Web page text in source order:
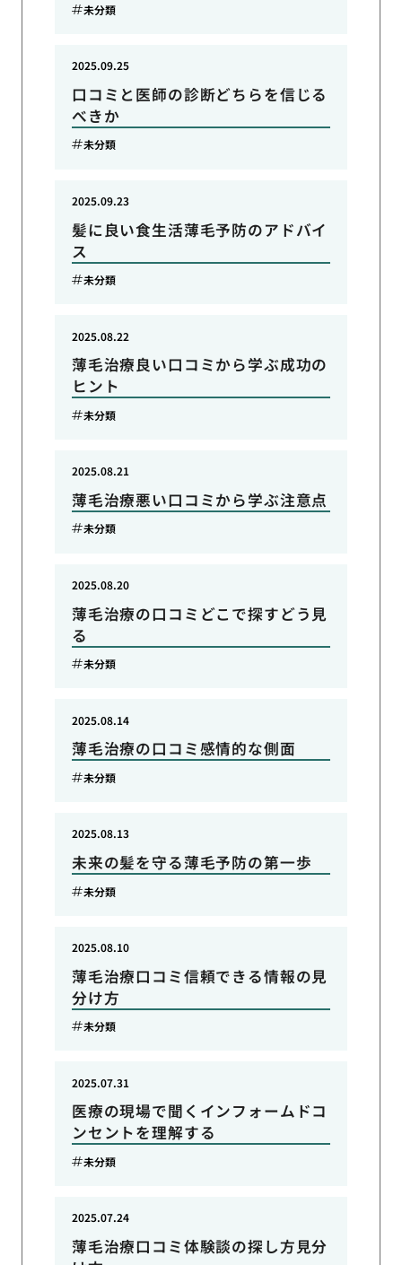
未分類
口コミと医師の診断どちらを信じる
べきか
2025.09.25
未分類
髪に良い食生活薄毛予防のアドバイ
ス
2025.09.23
未分類
薄毛治療良い口コミから学ぶ成功の
ヒント
2025.08.22
未分類
薄毛治療悪い口コミから学ぶ注意点
2025.08.21
未分類
薄毛治療の口コミどこで探すどう見
る
2025.08.20
未分類
薄毛治療の口コミ感情的な側面
2025.08.14
未分類
未来の髪を守る薄毛予防の第一歩
2025.08.13
未分類
薄毛治療口コミ信頼できる情報の見
分け方
2025.08.10
未分類
医療の現場で聞くインフォームドコ
ンセントを理解する
2025.07.31
未分類
薄毛治療口コミ体験談の探し方見分
2025.07.24